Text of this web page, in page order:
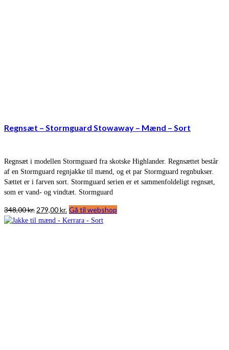
Regnsæt – Stormguard Stowaway – Mænd – Sort
Regnsæt i modellen Stormguard fra skotske Highlander. Regnsættet består
af en Stormguard regnjakke til mænd, og et par Stormguard regnbukser.
Sættet er i farven sort. Stormguard serien er et sammenfoldeligt regnsæt,
som er vand- og vindtæt. Stormguard
348,00kr. Den
oprindelige
279,00kr.Den
aktuelle
Gå til webshop